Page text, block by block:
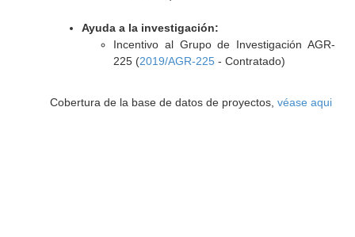
Ayuda a la investigación:
Incentivo al Grupo de Investigación AGR-
225 (2019/AGR-225- Contratado)
Cobertura de la base de datos de proyectos, véase aqui